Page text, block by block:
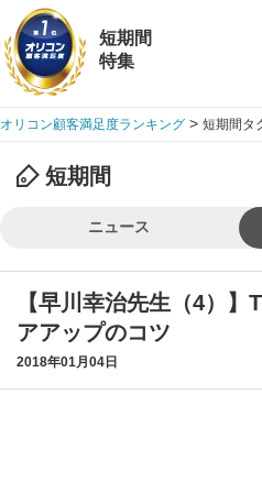
短期間
特集
オリコン顧客満足度ランキング > 短期間タ
短期間
ニュース
【早川幸治先生（4）
アアップのコツ
2018年01月04日